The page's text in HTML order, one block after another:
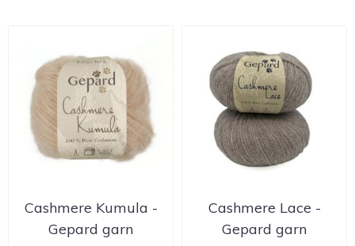
Cashmere Kumula -
Gepard garn
Cashmere Lace -
Gepard garn